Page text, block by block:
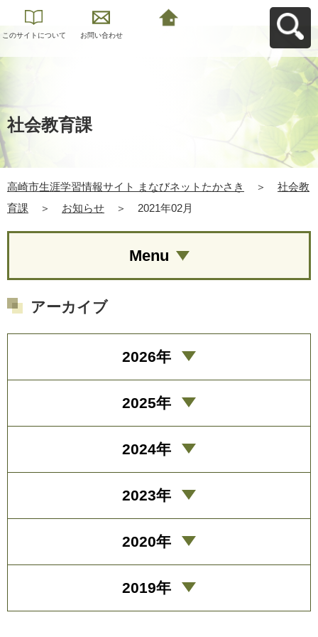
このサイトについて お問い合わせ
社会教育課
高崎市生涯学習情報サイト まなびネットたかさき ＞
社会教
育課
＞ お知らせ ＞ 2021年02月
Menu
アーカイブ
2026年
2025年
2024年
2023年
2020年
2019年